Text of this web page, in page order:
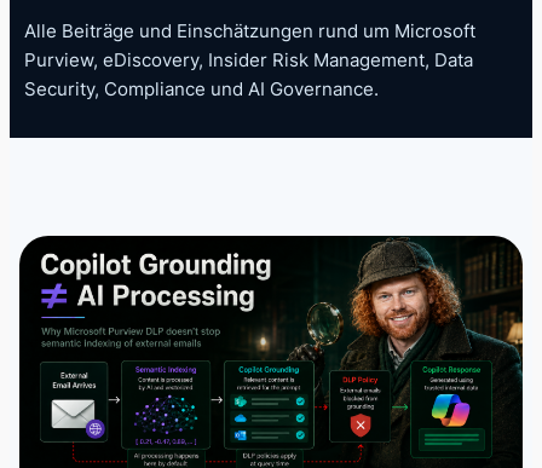
Alle Beiträge und Einschätzungen rund um Microsoft
Purview, eDiscovery, Insider Risk Management, Data
Security, Compliance und AI Governance.